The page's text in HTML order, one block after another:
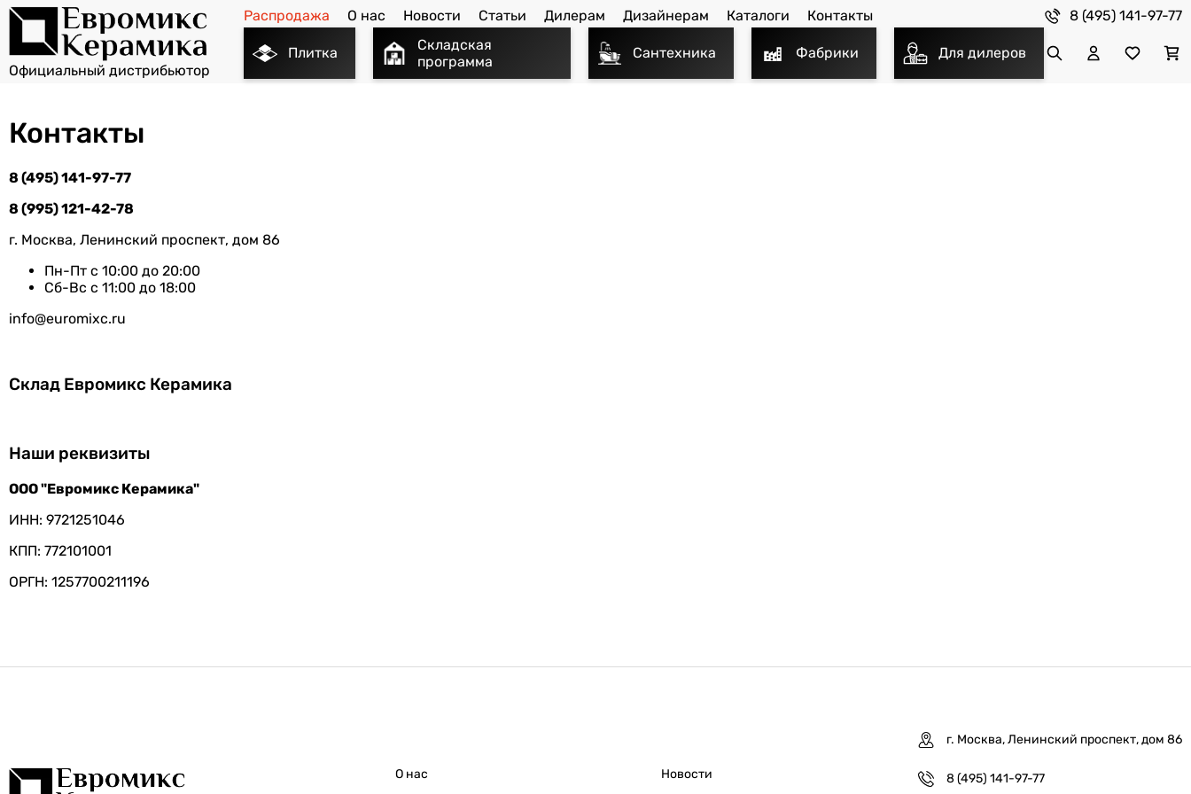
Распродажа О нас Новости Статьи Дилерам Дизайнерам Каталоги Контакты 8 (495) 141-97-77
Плитка
Складская
программа
Сантехника Фабрики Для дилеров
Контакты
8 (495) 141-97-77
8 (995) 121-42-78
г. Москва, Ленинский проспект, дом 86
Пн-Пт с 10:00 до 20:00
Сб-Вс с 11:00 до 18:00
info@euromixc.ru
Склад Евромикс Керамика
Наши реквизиты
ООО "Евромикс Керамика"
ИНН: 9721251046
КПП: 772101001
ОРГН: 1257700211196
О нас
Новости
г. Москва, Ленинский проспект, дом 86
8 (495) 141-97-77